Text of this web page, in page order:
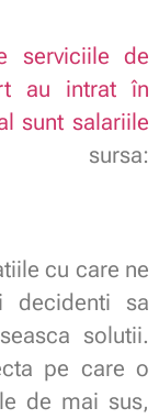
serviciile de
au intrat în
sunt salariile
sursa:
cu care ne
decidenti sa
solutii.
pe care o
de mai sus,